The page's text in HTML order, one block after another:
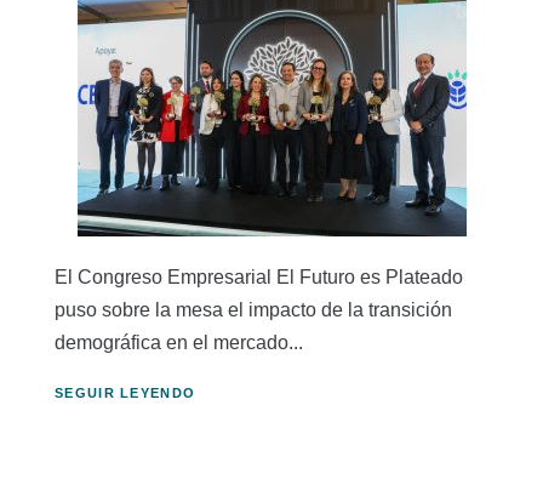
El Congreso Empresarial El Futuro es Plateado
puso sobre la mesa el impacto de la transición
demográfica en el mercado...
SEGUIR LEYENDO